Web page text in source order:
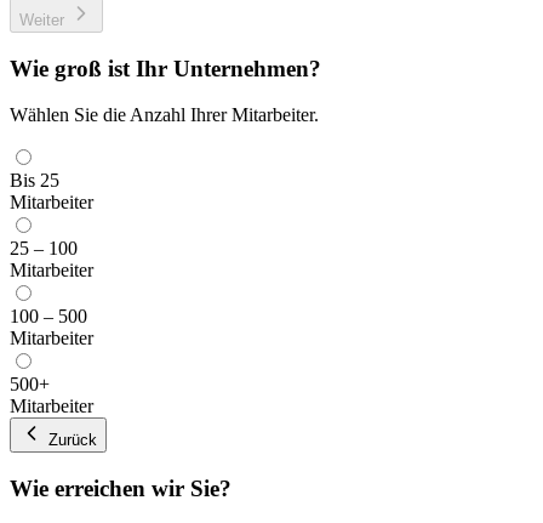
Weiter
Wie groß ist Ihr Unternehmen?
Wählen Sie die Anzahl Ihrer Mitarbeiter.
Bis 25
Mitarbeiter
25 – 100
Mitarbeiter
100 – 500
Mitarbeiter
500+
Mitarbeiter
Zurück
Wie erreichen wir Sie?